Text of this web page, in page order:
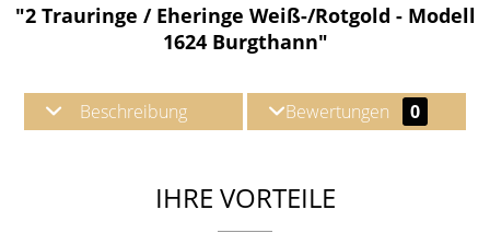
"2 Trauringe / Eheringe Weiß-/Rotgold - Modell
1624 Burgthann"
Beschreibung Bewertungen 0
IHRE VORTEILE